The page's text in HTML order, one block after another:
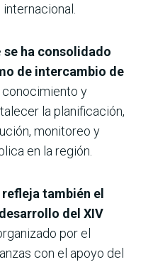
se ha consolidado
de intercambio de
conocimiento y
la planificación,
monitoreo y
en la región.
refleja también el
del XIV
por el
con el apoyo del